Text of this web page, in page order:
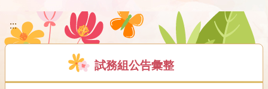
:::
試務組公告彙整